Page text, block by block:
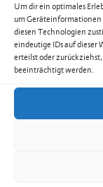
Um dir ein optimales
um Geräteinformationen
diesen Technologien
eindeutige IDs auf dieser
erteilst oder
beeinträchtigt werden.
Weitere Termine
Kurs
Nendeln
weiterlesen: